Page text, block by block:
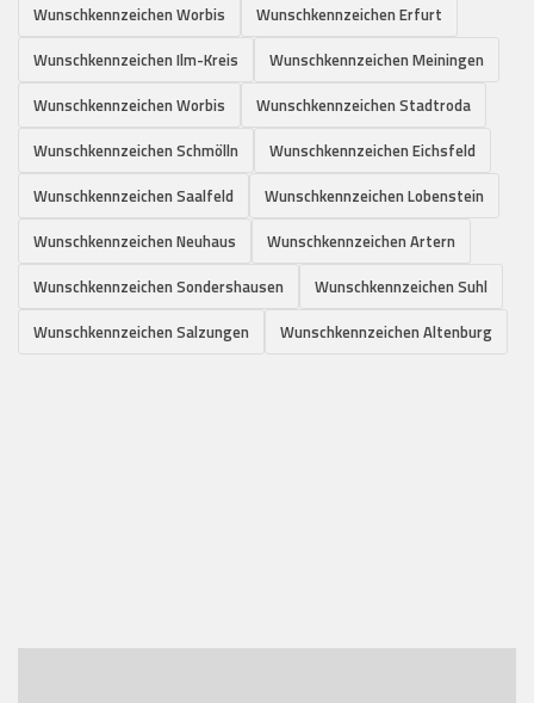
Wunschkennzeichen Worbis
Wunschkennzeichen Erfurt
Wunschkennzeichen Ilm-Kreis
Wunschkennzeichen Meiningen
Wunschkennzeichen Worbis
Wunschkennzeichen Stadtroda
Wunschkennzeichen Schmölln
Wunschkennzeichen Eichsfeld
Wunschkennzeichen Saalfeld
Wunschkennzeichen Lobenstein
Wunschkennzeichen Neuhaus
Wunschkennzeichen Artern
Wunschkennzeichen Sondershausen
Wunschkennzeichen Suhl
Wunschkennzeichen Salzungen
Wunschkennzeichen Altenburg